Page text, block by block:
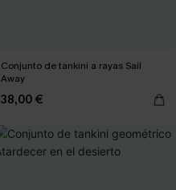
Conjunto de tankini a rayas Sail
Away
38,00 €